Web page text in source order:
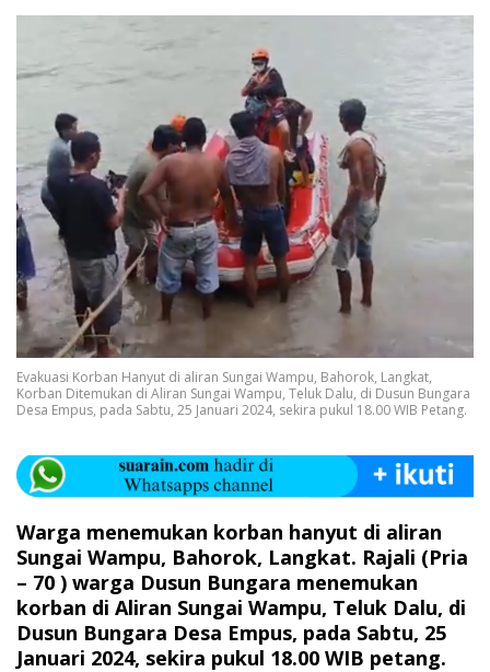
Evakuasi Korban Hanyut di aliran Sungai Wampu, Bahorok, Langkat,
Korban Ditemukan di Aliran Sungai Wampu, Teluk Dalu, di Dusun Bungara
Desa Empus, pada Sabtu, 25 Januari 2024, sekira pukul 18.00 WIB Petang.
Warga menemukan korban hanyut di aliran
Sungai Wampu, Bahorok, Langkat. Rajali (Pria
– 70 ) warga Dusun Bungara menemukan
korban di Aliran Sungai Wampu, Teluk Dalu, di
Dusun Bungara Desa Empus, pada Sabtu, 25
Januari 2024, sekira pukul 18.00 WIB petang.